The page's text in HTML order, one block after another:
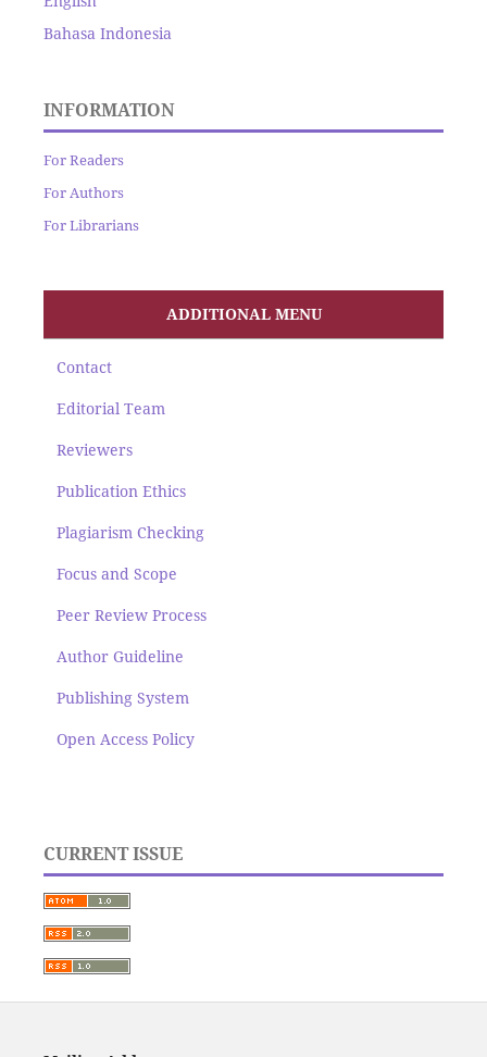
Bahasa Indonesia
INFORMATION
For Readers
For Authors
For Librarians
ADDITIONAL MENU
Contact
Editorial Team
Reviewers
Publication Ethics
Plagiarism Checking
Focus and Scope
Peer Review Process
Author Guideline
Publishing System
Open Access Policy
CURRENT ISSUE